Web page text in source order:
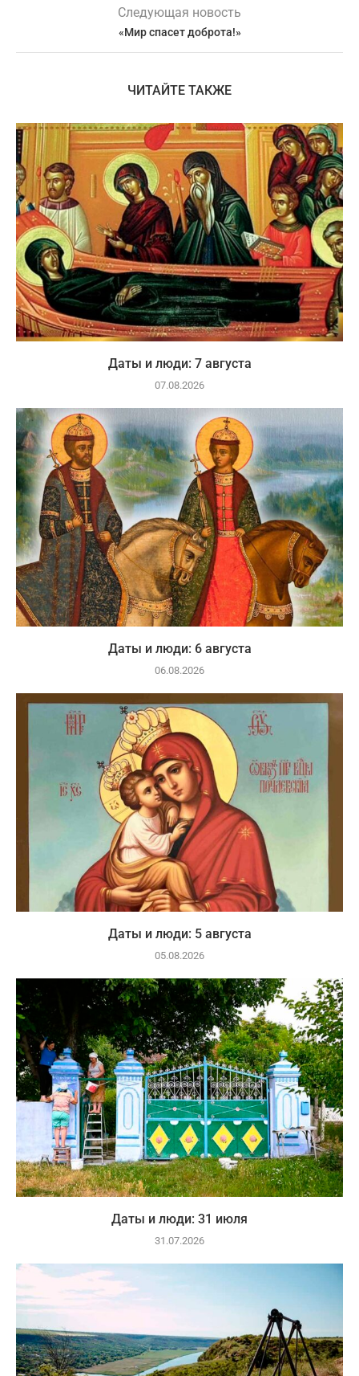
Следующая новость
«Мир спасет доброта!»
ЧИТАЙТЕ ТАКЖЕ
Даты и люди: 7 августа
07.08.2026
Даты и люди: 6 августа
06.08.2026
Даты и люди: 5 августа
05.08.2026
Даты и люди: 31 июля
31.07.2026